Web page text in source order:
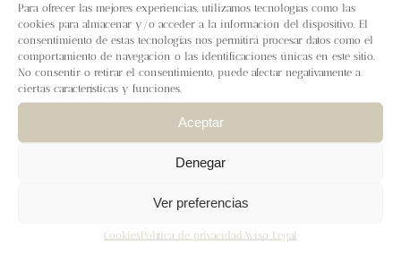
Para ofrecer las mejores experiencias, utilizamos tecnologías como las
cookies para almacenar y/o acceder a la información del dispositivo. El
consentimiento de estas tecnologías nos permitirá procesar datos como el
comportamiento de navegación o las identificaciones únicas en este sitio.
No consentir o retirar el consentimiento, puede afectar negativamente a
ciertas características y funciones.
Aceptar
Denegar
Ver preferencias
CookiesPolítica de privacidad Aviso Legal
Blog
Contacto
Newsletter
Carrito
Mi cuenta